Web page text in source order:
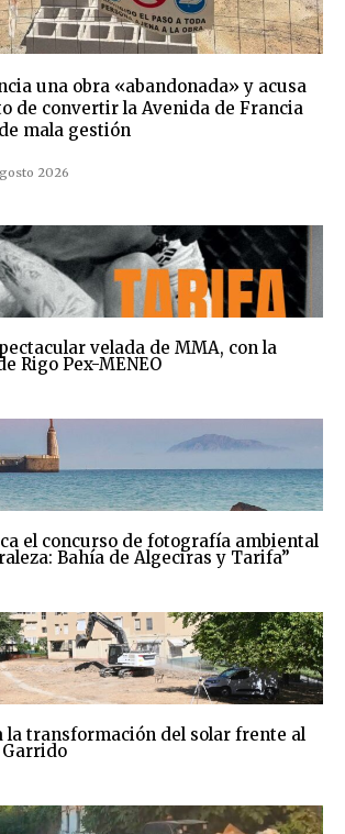
una obra «abandonada» y acusa
de convertir la Avenida de Francia
mala gestión
2026
velada de MMA, con la
Rigo Pex-MENEO
el concurso de fotografía ambiental
Bahía de Algeciras y Tarifa”
la transformación del solar frente al